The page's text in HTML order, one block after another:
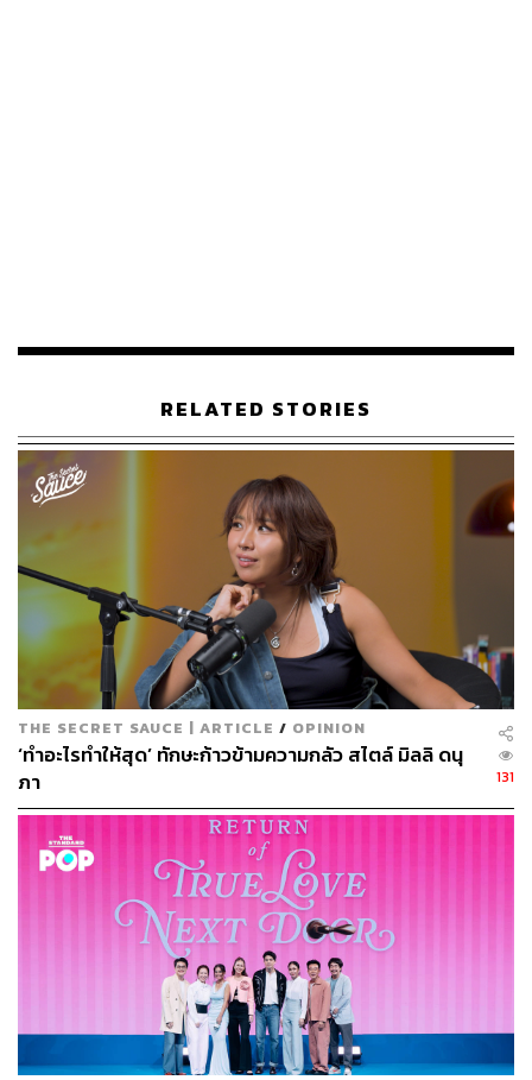
RELATED STORIES
THE SECRET SAUCE | ARTICLE / OPINION
‘ทำอะไรทำให้สุด’ ทักษะก้าวข้ามความกลัว สไตล์ มิลลิ ดนุ
ภา
131